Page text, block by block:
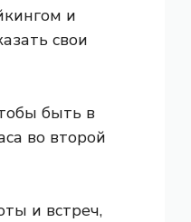
и
свои
быть в
во второй
и встреч,